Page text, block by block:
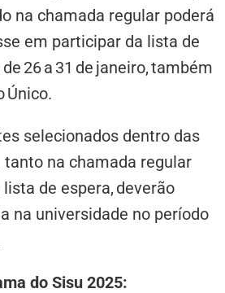
na chamada regular poderá
em participar da lista de
26 a 31 de janeiro, também
Único.
selecionados dentro das
na chamada regular
de espera, deverão
na universidade no período
do Sisu 2025: